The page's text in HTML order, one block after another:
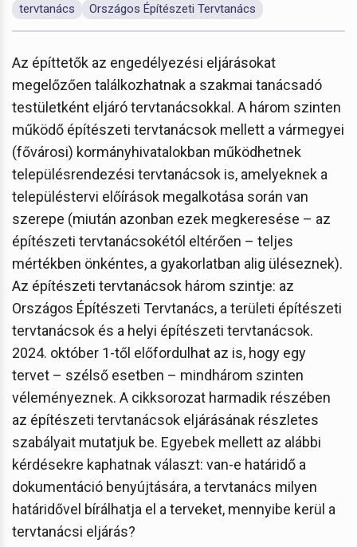
tervtanács Országos Építészeti Tervtanács
Az építtetők az engedélyezési eljárásokat
megelőzően találkozhatnak a szakmai tanácsadó
testületként eljáró tervtanácsokkal. A három szinten
működő építészeti tervtanácsok mellett a vármegyei
(fővárosi) kormányhivatalokban működhetnek
településrendezési tervtanácsok is, amelyeknek a
településtervi előírások megalkotása során van
szerepe (miután azonban ezek megkeresése – az
építészeti tervtanácsokétól eltérően – teljes
mértékben önkéntes, a gyakorlatban alig üléseznek).
Az építészeti tervtanácsok három szintje: az
Országos Építészeti Tervtanács, a területi építészeti
tervtanácsok és a helyi építészeti tervtanácsok.
2024. október 1-től előfordulhat az is, hogy egy
tervet – szélső esetben – mindhárom szinten
véleményeznek. A cikksorozat harmadik részében
az építészeti tervtanácsok eljárásának részletes
szabályait mutatjuk be. Egyebek mellett az alábbi
kérdésekre kaphatnak választ: van-e határidő a
dokumentáció benyújtására, a tervtanács milyen
határidővel bírálhatja el a terveket, mennyibe kerül a
tervtanácsi eljárás?